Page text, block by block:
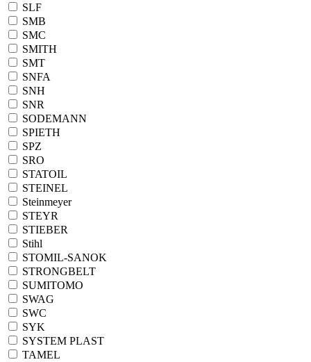
SLF
SMB
SMC
SMITH
SMT
SNFA
SNH
SNR
SODEMANN
SPIETH
SPZ
SRO
STATOIL
STEINEL
Steinmeyer
STEYR
STIEBER
Stihl
STOMIL-SANOK
STRONGBELT
SUMITOMO
SWAG
SWC
SYK
SYSTEM PLAST
TAMEL